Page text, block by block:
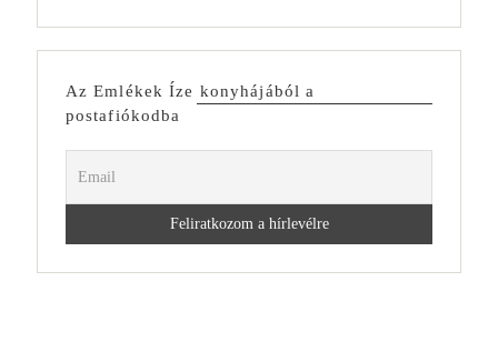
Az Emlékek Íze konyhájából a
postafiókodba